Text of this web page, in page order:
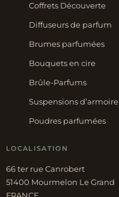
Coffrets Découverte
Diffuseurs de parfum
Brumes parfumées
Bouquets en cire
Brûle-Parfums
Suspensions d’armoire
Poudres parfumées
LOCALISATION
66 ter rue Canrobert
51400 Mourmelon Le Grand